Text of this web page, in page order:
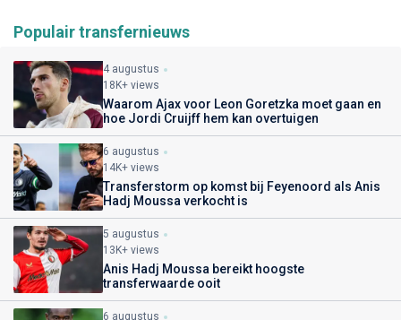
Populair transfernieuws
4 augustus
18K+ views
Waarom Ajax voor Leon Goretzka moet gaan en
hoe Jordi Cruijff hem kan overtuigen
6 augustus
14K+ views
Transferstorm op komst bij Feyenoord als Anis
Hadj Moussa verkocht is
5 augustus
13K+ views
Anis Hadj Moussa bereikt hoogste
transferwaarde ooit
6 augustus